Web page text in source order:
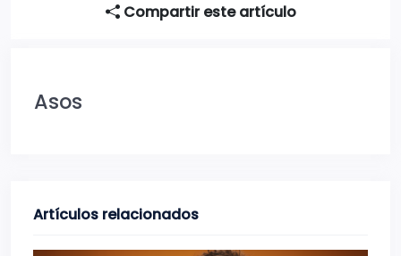
Compartir este artículo
Asos
Artículos relacionados